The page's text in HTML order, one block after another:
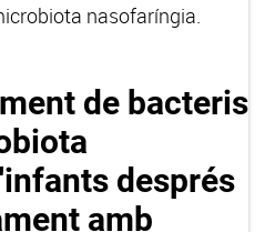
nasofaríngia.
de bacteris
després
amb